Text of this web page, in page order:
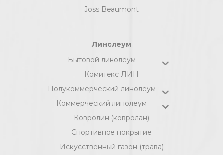
Joss Beaumont
Линолеум
Бытовой линолеум
Комитекс ЛИН
Полукоммерческий линолеум
Коммерческий линолеум
Ковролин (ковролан)
Спортивное покрытие
Искусственный газон (трава)